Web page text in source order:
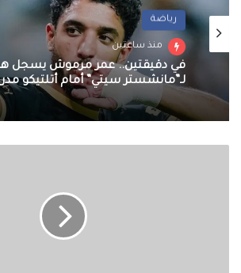
رياضة
منذ ساعتين
في دقيقتين.. عمر مرموش يسجل
لـ”مانشستر سيتي” أمام أتلتيكو